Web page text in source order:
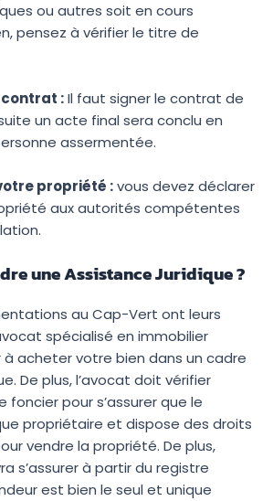
ou autres soit en cours
pensez à vérifier le titre de
:Il faut signer le contrat de
un acte final sera conclu en
assermentée.
propriété :vous devez déclarer
aux autorités compétentes
une Assistance Juridique ?
au Cap-Vert ont leurs
spécialisé en immobilier
à acheter votre bien dans un cadre
De plus, l’avocat doit vérifier
foncier pour s’assurer que le
propriétaire et dispose des droits
vendre la propriété. De plus,
s’assurer à partir du registre
est bien le seul et unique